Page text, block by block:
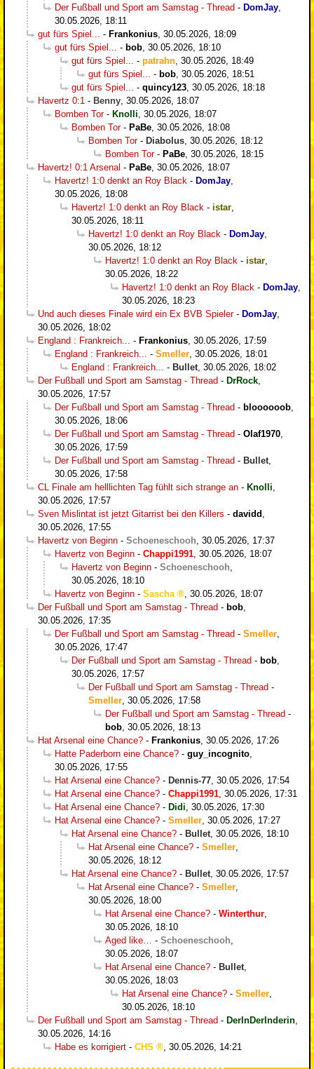
Der Fußball und Sport am Samstag - Thread - DomJay
30.05.2026, 18:11
gut fürs Spiel...
- Frankonius 30.05.2026, 18:09
gut fürs Spiel...
- bob 30.05.2026, 18:10
gut fürs Spiel...
- patrahn 30.05.2026, 18:49
gut fürs Spiel...
- bob 30.05.2026, 18:51
gut fürs Spiel...
- quincy123 30.05.2026, 18:18
Havertz 0:1 - Benny 30.05.2026, 18:07
Bomben Tor- Knolli 30.05.2026, 18:07
Bomben Tor- PaBe 30.05.2026, 18:08
Bomben Tor- Diabolus 30.05.2026, 18:12
Bomben Tor- PaBe 30.05.2026, 18:15
Havertz! 0:1 Arsenal - PaBe 30.05.2026, 18:07
Havertz! 1:0 denkt an Roy Black - DomJay
30.05.2026, 18:08
Havertz! 1:0 denkt an Roy Black - istar
30.05.2026, 18:11
Havertz! 1:0 denkt an Roy Black - DomJay
30.05.2026, 18:12
Havertz! 1:0 denkt an Roy Black - istar
30.05.2026, 18:22
Havertz! 1:0 denkt an Roy Black - DomJay
30.05.2026, 18:23
Und auch dieses Finale wird ein Ex BVB Spieler- DomJay
30.05.2026, 18:02
England : Frankreich...
- Frankonius 30.05.2026, 17:59
England : Frankreich...
- Smeller 30.05.2026, 18:01
England : Frankreich...
- Bullet 30.05.2026, 18:02
Der Fußball und Sport am Samstag - Thread - DrRock
30.05.2026, 17:57
Der Fußball und Sport am Samstag - Thread - bloooooob
30.05.2026, 18:06
Der Fußball und Sport am Samstag - Thread - Olaf1970
30.05.2026, 17:59
Der Fußball und Sport am Samstag - Thread - Bullet
30.05.2026, 17:58
CL Finale am helllichten Tag fühlt sich strange an - Knolli
30.05.2026, 17:57
Sven Mislintat ist jetzt Gitarrist bei den Killers - davidd
30.05.2026, 17:55
Havertz von Beginn - Schoeneschooh 30.05.2026, 17:37
Havertz von Beginn - Chappi1991 30.05.2026, 18:07
Havertz von Beginn - Schoeneschooh
30.05.2026, 18:10
Havertz von Beginn - Sascha
30.05.2026, 18:07
Der Fußball und Sport am Samstag - Thread - bob
30.05.2026, 17:35
Der Fußball und Sport am Samstag - Thread - Smeller
30.05.2026, 17:47
Der Fußball und Sport am Samstag - Thread - bob
30.05.2026, 17:57
Der Fußball und Sport am Samstag - Thread -
Smeller 30.05.2026, 17:58
Der Fußball und Sport am Samstag - Thread -
bob 30.05.2026, 18:13
Hat Arsenal eine Chance? - Frankonius 30.05.2026, 17:26
Hatte Paderborn eine Chance? - guy_incognito
30.05.2026, 17:55
Hat Arsenal eine Chance? - Dennis-77 30.05.2026, 17:54
Hat Arsenal eine Chance? - Chappi1991 30.05.2026, 17:31
Hat Arsenal eine Chance? - Didi 30.05.2026, 17:30
Hat Arsenal eine Chance? - Smeller 30.05.2026, 17:27
Hat Arsenal eine Chance? - Bullet 30.05.2026, 18:10
Hat Arsenal eine Chance? - Smeller
30.05.2026, 18:12
Hat Arsenal eine Chance? - Bullet 30.05.2026, 17:57
Hat Arsenal eine Chance? - Smeller
30.05.2026, 18:00
Hat Arsenal eine Chance? - Winterthur
30.05.2026, 18:10
Aged like…
- Schoeneschooh
30.05.2026, 18:07
Hat Arsenal eine Chance? - Bullet
30.05.2026, 18:03
Hat Arsenal eine Chance? - Smeller
30.05.2026, 18:10
Der Fußball und Sport am Samstag - Thread - DerInDerInderin
30.05.2026, 14:16
Habe es korrigiert - CHS 30.05.2026, 14:21